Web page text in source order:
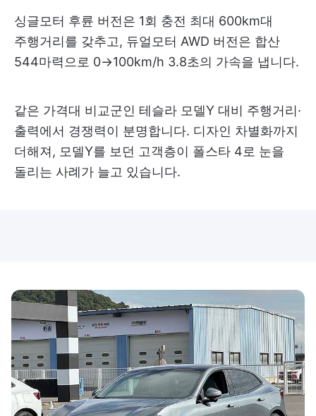
싱글모터 후륜 버전은 1회 충전 최대 600km대
주행거리를 갖추고, 듀얼모터 AWD 버전은 합산
544마력으로 0→100km/h 3.8초의 가속을 냅니다.
같은 가격대 비교군인 테슬라 모델Y 대비 주행거리·
출력에서 경쟁력이 분명합니다. 디자인 차별화까지
더해져, 모델Y를 보던 고객층이 폴스타 4로 눈을
돌리는 사례가 늘고 있습니다.